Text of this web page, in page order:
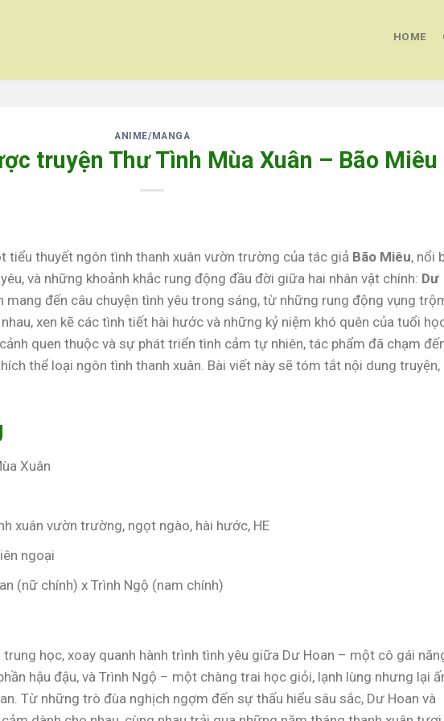
HOME
ANIME/MANGA
truyện Thư Tình Mùa Xuân – Bão Miêu
tiểu thuyết ngôn tình thanh xuân vườn trường của tác giả Bão Miêu, nổi
và những khoảnh khắc rung động đầu đời giữa hai nhân vật chính: Dư
mang đến câu chuyện tình yêu trong sáng, từ những rung động vụng
xen kẽ các tình tiết hài hước và những kỷ niệm khó quên của tuổi
quen thuộc và sự phát triển tình cảm tự nhiên, tác phẩm đã chạm
thể loại ngôn tình thanh xuân. Bài viết này sẽ tóm tắt nội dung truyện,
Xuân
xuân vườn trường, ngọt ngào, hài hước, HE
ngoại
(nữ chính) x Trình Ngộ (nam chính)
học, xoay quanh hành trình tình yêu giữa Dư Hoan – một cô gái
hậu đậu, và Trình Ngộ – một chàng trai học giỏi, lạnh lùng nhưng lại
Từ những trò đùa nghịch ngợm đến sự thấu hiểu sâu sắc, Dư Hoan và